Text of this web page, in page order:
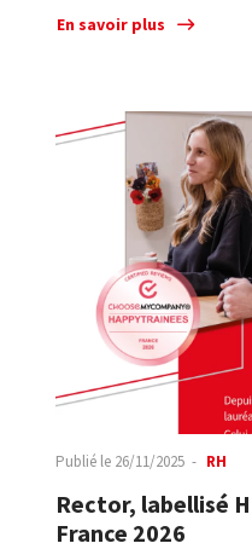
En savoir plus
Publié le 26/11/2025 RH
Rector, labellisé
France 2026